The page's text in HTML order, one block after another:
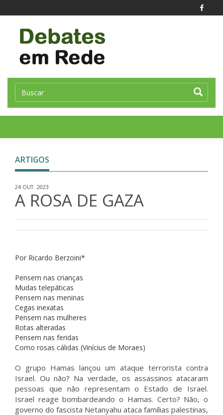
ARTIGOS
24 OUT. 2023
A ROSA DE GAZA
Por Ricardo Berzoini*
Pensem nas crianças
Mudas telepáticas
Pensem nas meninas
Cegas inexatas
Pensem nas mulheres
Rotas alteradas
Pensem nas feridas
Como rosas cálidas (Vinícius de Moraes)
O grupo Hamas lançou um ataque terrorista contra
Israel. Ou não? Na verdade, os assassinos atacaram
pessoas que não representam o Estado de Israel.
Israel reage bombardeando o Hamas. Certo? Não, o
governo do fascista Netanyahu ataca famílias palestinas,